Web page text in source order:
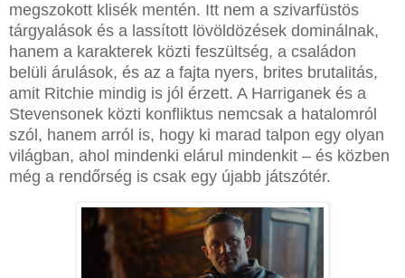
megszokott klisék mentén. Itt nem a szivarfüstös
tárgyalások és a lassított lövöldözések dominálnak,
hanem a karakterek közti feszültség, a családon
belüli árulások, és az a fajta nyers, brites brutalitás,
amit Ritchie mindig is jól érzett. A Harriganek és a
Stevensonek közti konfliktus nemcsak a hatalomról
szól, hanem arról is, hogy ki marad talpon egy olyan
világban, ahol mindenki elárul mindenkit – és közben
még a rendőrség is csak egy újabb játszótér.